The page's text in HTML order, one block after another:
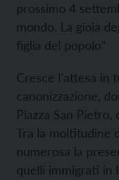
prossimo 4
mondo. La gioia
figlia del popolo”
Cresce l'attesa in
canonizzazione,
Piazza San
Tra la moltitudine
numerosa la
quelli immigrati in